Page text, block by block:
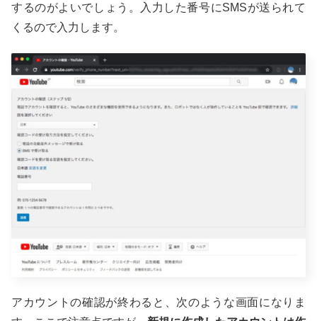
するのがよいでしょう。入力した番号にSMSが送られて
くるので入力します。
アカウントの確認が終わると、次のような画面になりま